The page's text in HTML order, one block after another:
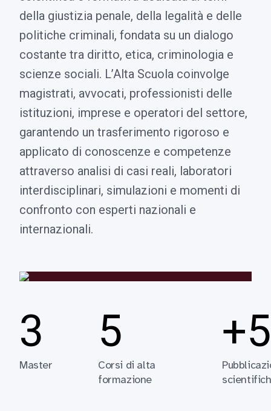
della giustizia penale, della legalità e delle
politiche criminali, fondata su un dialogo
costante tra diritto, etica, criminologia e
scienze sociali. L’Alta Scuola coinvolge
magistrati, avvocati, professionisti delle
istituzioni, imprese e operatori del settore,
garantendo un trasferimento rigoroso e
applicato di conoscenze e competenze
attraverso analisi di casi reali, laboratori
interdisciplinari, simulazioni e momenti di
confronto con esperti nazionali e
internazionali.
3
Master
5
Corsi di alta
formazione